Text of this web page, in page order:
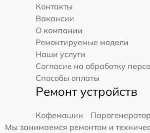
Контакты
Вакансии
О компании
Ремонтируемые модели
Наши услуги
Согласие на обработку
Способы оплаты
Ремонт устройств
Кофемашин
Мы занимаемся ремонтом и